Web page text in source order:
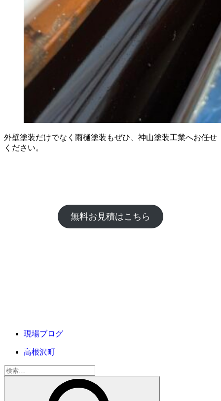
外壁塗装だけでなく雨樋塗装もぜひ、神山塗装工業へお任せ
ください。
無料お見積はこちら
現場ブログ
高根沢町
検
索: